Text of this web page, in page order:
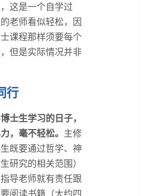
这是一个自学过
老师看似轻松，因
课程那样须要每个
但是实际情况并非
行
士生学习的日子，
，毫不轻松。 主修
既要通过哲学、神
研究的相关范围）
导老师就有责任跟
阅读书籍（大约四